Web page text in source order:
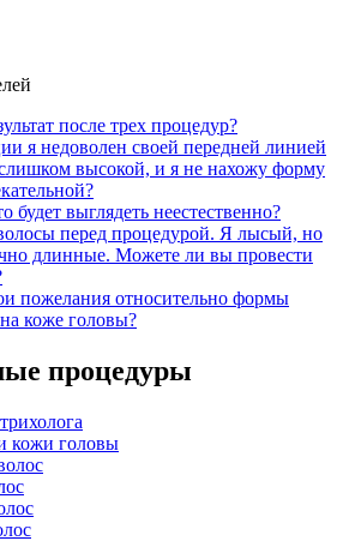
после трех процедур?
я недоволен своей передней линией
высокой, и я не нахожу форму
будет выглядеть неестественно?
перед процедурой. Я лысый, но
длинные. Можете ли вы провести
пожелания относительно формы
коже головы?
процедуры
кожи головы